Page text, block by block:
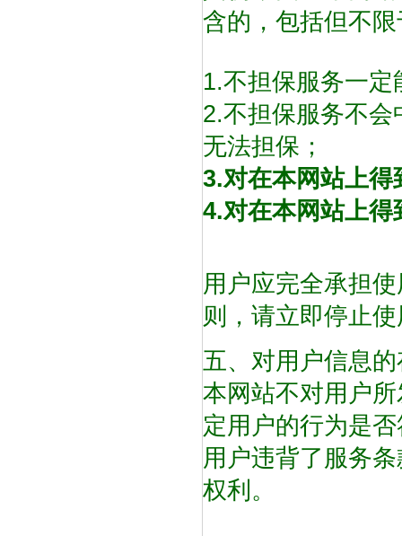
含的，包括但不
1.不担保服务一
2.不担保服务不
无法担保；
3.对在本网站上得
4.对在本网站上得
用户应完全承担
则，请立即停止
五、对用户信息
本网站不对用户
定用户的行为是
用户违背了服务
权利。